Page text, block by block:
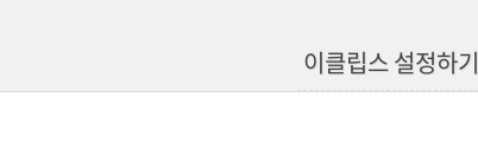
이클립스 설정하기